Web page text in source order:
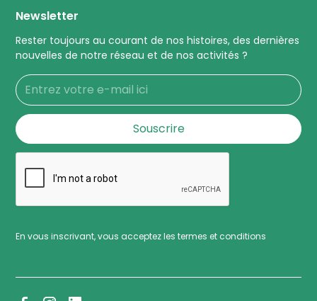
Newsletter
Rester toujours au courant de nos histoires, des dernières
nouvelles de notre réseau et de nos activités ?
En vous inscrivant, vous acceptez les termes et conditions